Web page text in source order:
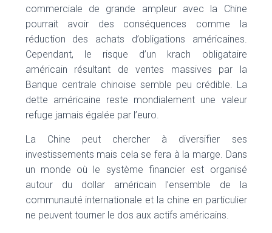
commerciale de grande ampleur avec la Chine
pourrait avoir des conséquences comme la
réduction des achats d’obligations américaines.
Cependant, le risque d’un krach obligataire
américain résultant de ventes massives par la
Banque centrale chinoise semble peu crédible. La
dette américaine reste mondialement une valeur
refuge jamais égalée par l’euro.
La Chine peut chercher à diversifier ses
investissements mais cela se fera à la marge. Dans
un monde où le système financier est organisé
autour du dollar américain l’ensemble de la
communauté internationale et la chine en particulier
ne peuvent tourner le dos aux actifs américains.